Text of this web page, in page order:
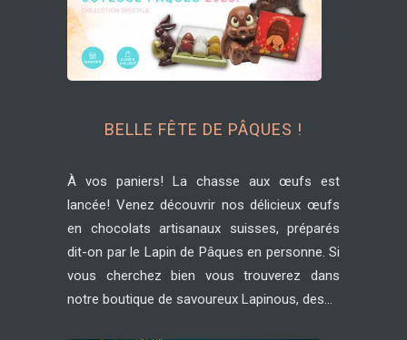
BELLE FÊTE DE PÂQUES !
À vos paniers! La chasse aux œufs est
lancée! Venez découvrir nos délicieux œufs
en chocolats artisanaux suisses, préparés
dit-on par le Lapin de Pâques en personne. Si
vous cherchez bien vous trouverez dans
notre boutique de savoureux Lapinous, des...